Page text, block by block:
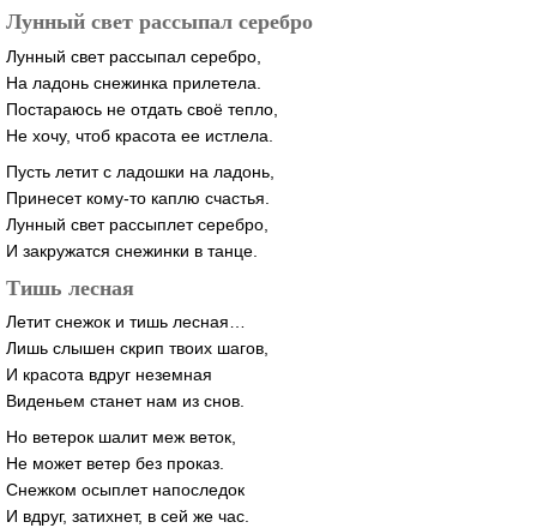
Лунный свет рассыпал серебро
Лунный свет рассыпал серебро,
На ладонь снежинка прилетела.
Постараюсь не отдать своё тепло,
Не хочу, чтоб красота ее истлела.
Пусть летит с ладошки на ладонь,
Принесет кому-то каплю счастья.
Лунный свет рассыплет серебро,
И закружатся снежинки в танце.
Тишь лесная
Летит снежок и тишь лесная…
Лишь слышен скрип твоих шагов,
И красота вдруг неземная
Виденьем станет нам из снов.
Но ветерок шалит меж веток,
Не может ветер без проказ.
Снежком осыплет напоследок
И вдруг, затихнет, в сей же час.